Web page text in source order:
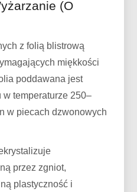
(O
z folią blistrową
miękkości
poddawana jest
temperaturze 250–
w piecach dzwonowych
przez zgniot,
plastyczność i